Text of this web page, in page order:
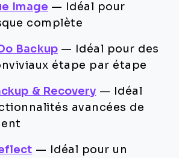
Image —
Idéal pour
complète
Backup —
Idéal pour des
étape par étape
& Recovery —
Idéal
avancées de
—
Idéal pour un